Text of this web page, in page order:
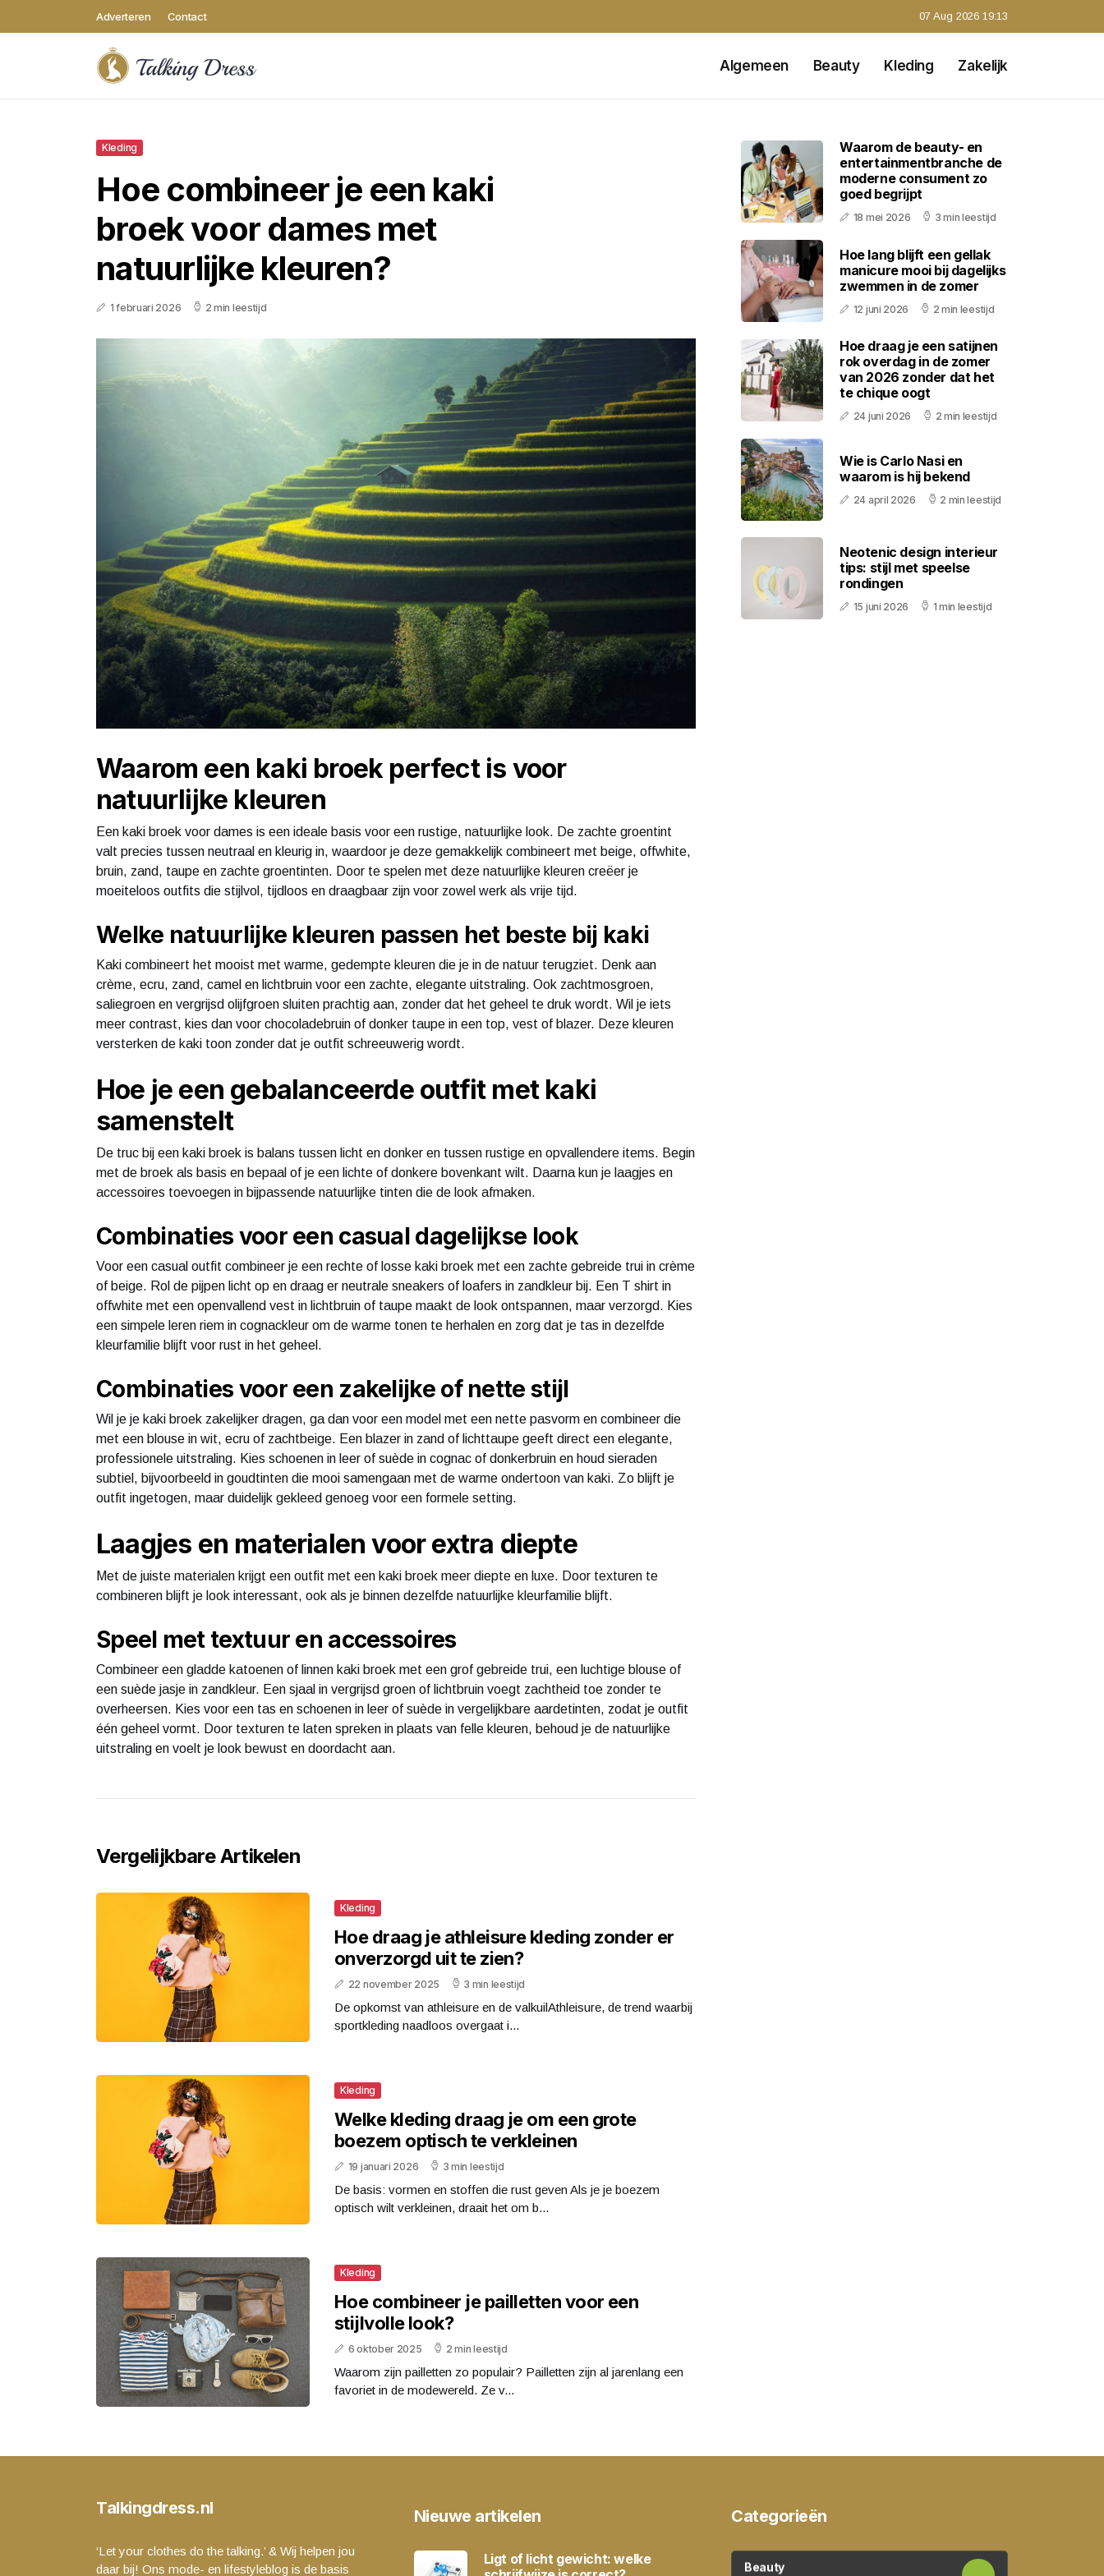
Adverteren Contact 07 Aug 2026 19:13
Algemeen Beauty Kleding Zakelijk
Kleding
Hoe combineer je een kaki
broek voor dames met
natuurlijke kleuren?
1 februari 2026 2 min leestijd
Waarom een kaki broek perfect is voor
natuurlijke kleuren
Een kaki broek voor dames is een ideale basis voor een rustige, natuurlijke look. De zachte groentint
valt precies tussen neutraal en kleurig in, waardoor je deze gemakkelijk combineert met beige, offwhite,
bruin, zand, taupe en zachte groentinten. Door te spelen met deze natuurlijke kleuren creëer je
moeiteloos outfits die stijlvol, tijdloos en draagbaar zijn voor zowel werk als vrije tijd.
Welke natuurlijke kleuren passen het beste bij kaki
Kaki combineert het mooist met warme, gedempte kleuren die je in de natuur terugziet. Denk aan
crème, ecru, zand, camel en lichtbruin voor een zachte, elegante uitstraling. Ook zachtmosgroen,
saliegroen en vergrijsd olijfgroen sluiten prachtig aan, zonder dat het geheel te druk wordt. Wil je iets
meer contrast, kies dan voor chocoladebruin of donker taupe in een top, vest of blazer. Deze kleuren
versterken de kaki toon zonder dat je outfit schreeuwerig wordt.
Hoe je een gebalanceerde outfit met kaki
samenstelt
De truc bij een kaki broek is balans tussen licht en donker en tussen rustige en opvallendere items. Begin
met de broek als basis en bepaal of je een lichte of donkere bovenkant wilt. Daarna kun je laagjes en
accessoires toevoegen in bijpassende natuurlijke tinten die de look afmaken.
Combinaties voor een casual dagelijkse look
Voor een casual outfit combineer je een rechte of losse kaki broek met een zachte gebreide trui in crème
of beige. Rol de pijpen licht op en draag er neutrale sneakers of loafers in zandkleur bij. Een T shirt in
offwhite met een openvallend vest in lichtbruin of taupe maakt de look ontspannen, maar verzorgd. Kies
een simpele leren riem in cognackleur om de warme tonen te herhalen en zorg dat je tas in dezelfde
kleurfamilie blijft voor rust in het geheel.
Combinaties voor een zakelijke of nette stijl
Wil je je kaki broek zakelijker dragen, ga dan voor een model met een nette pasvorm en combineer die
met een blouse in wit, ecru of zachtbeige. Een blazer in zand of lichttaupe geeft direct een elegante,
professionele uitstraling. Kies schoenen in leer of suède in cognac of donkerbruin en houd sieraden
subtiel, bijvoorbeeld in goudtinten die mooi samengaan met de warme ondertoon van kaki. Zo blijft je
outfit ingetogen, maar duidelijk gekleed genoeg voor een formele setting.
Laagjes en materialen voor extra diepte
Met de juiste materialen krijgt een outfit met een kaki broek meer diepte en luxe. Door texturen te
combineren blijft je look interessant, ook als je binnen dezelfde natuurlijke kleurfamilie blijft.
Speel met textuur en accessoires
Combineer een gladde katoenen of linnen kaki broek met een grof gebreide trui, een luchtige blouse of
een suède jasje in zandkleur. Een sjaal in vergrijsd groen of lichtbruin voegt zachtheid toe zonder te
overheersen. Kies voor een tas en schoenen in leer of suède in vergelijkbare aardetinten, zodat je outfit
één geheel vormt. Door texturen te laten spreken in plaats van felle kleuren, behoud je de natuurlijke
uitstraling en voelt je look bewust en doordacht aan.
Vergelijkbare Artikelen
Kleding
Hoe draag je athleisure kleding zonder er
onverzorgd uit te zien?
22 november 2025 3 min leestijd
De opkomst van athleisure en de valkuilAthleisure, de trend waarbij
sportkleding naadloos overgaat i...
Kleding
Welke kleding draag je om een grote
boezem optisch te verkleinen
19 januari 2026 3 min leestijd
De basis: vormen en stoffen die rust geven Als je je boezem
optisch wilt verkleinen, draait het om b...
Kleding
Hoe combineer je pailletten voor een
stijlvolle look?
6 oktober 2025 2 min leestijd
Waarom zijn pailletten zo populair? Pailletten zijn al jarenlang een
favoriet in de modewereld. Ze v...
Waarom de beauty- en
entertainmentbranche de
moderne consument zo
goed begrijpt
18 mei 2026 3 min leestijd
Hoe lang blijft een gellak
manicure mooi bij dagelijks
zwemmen in de zomer
12 juni 2026 2 min leestijd
Hoe draag je een satijnen
rok overdag in de zomer
van 2026 zonder dat het
te chique oogt
24 juni 2026 2 min leestijd
Wie is Carlo Nasi en
waarom is hij bekend
24 april 2026 2 min leestijd
Neotenic design interieur
tips: stijl met speelse
rondingen
15 juni 2026 1 min leestijd
Talkingdress.nl
‘Let your clothes do the talking.’ & Wij helpen jou
daar bij! Ons mode- en lifestyleblog is de basis
Nieuwe artikelen
Ligt of licht gewicht: welke
Categorieën
Beauty